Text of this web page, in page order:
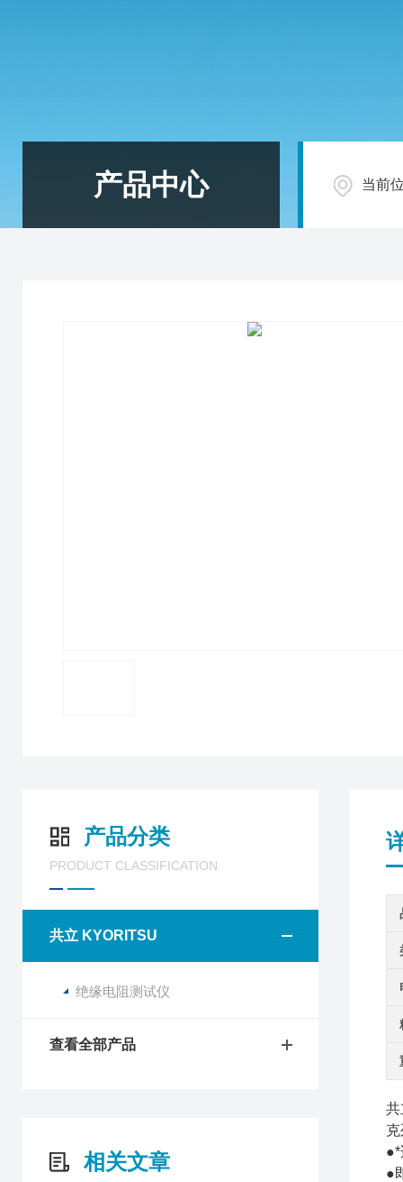
产品中心 当前
产品分类
PRODUCT CLASSIFICATION
共立 KYORITSU
绝缘电阻测试仪
查看全部产品
相关文章
共
●*
●